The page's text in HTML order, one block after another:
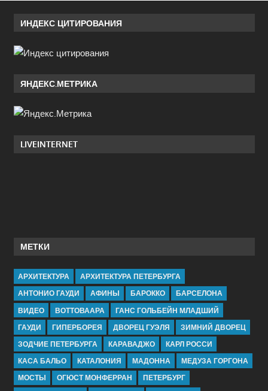
ИНДЕКС ЦИТИРОВАНИЯ
ЯНДЕКС.МЕТРИКА
LIVEINTERNET
МЕТКИ
АРХИТЕКТУРА
АРХИТЕКТУРА ПЕТЕРБУРГА
АНТОНИО ГАУДИ
АФИНЫ БАРОККО
БАРСЕЛОНА
ВИДЕО
ВОТТОВААРА
ГАНС ГОЛЬБЕЙН МЛАДШИЙ
ГАУДИ
ГИПЕРБОРЕЯ ДВОРЕЦ ГУЭЛЯ
ЗИМНИЙ ДВОРЕЦ
ЗОДЧИЕ ПЕТЕРБУРГА
КАРАВАДЖО
КАРЛ РОССИ
КАСА БАЛЬО
КАТАЛОНИЯ МАДОННА
МЕДУЗА ГОРГОНА
МОСТЫ
ОГЮСТ МОНФЕРРАН
ПЕТЕРБУРГ